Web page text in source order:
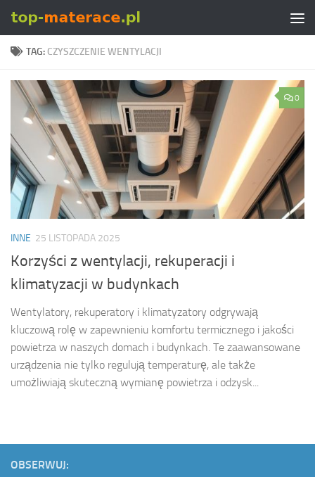
Skip to content
TAG: CZYSZCZENIE WENTYLACJI
0
INNE 25 LISTOPADA 2025
Korzyści z wentylacji, rekuperacji i
klimatyzacji w budynkach
Wentylatory, rekuperatory i klimatyzatory odgrywają
kluczową rolę w zapewnieniu komfortu termicznego i jakości
powietrza w naszych domach i budynkach. Te zaawansowane
urządzenia nie tylko regulują temperaturę, ale także
umożliwiają skuteczną wymianę powietrza i odzysk...
OBSERWUJ: